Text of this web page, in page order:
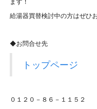
ます！
給湯器買替検討中の方はぜひ
◆お問合せ先
トップページ
０１２０－８６－１１５